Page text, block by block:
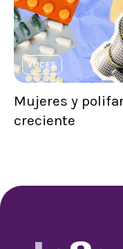
VOCES
Mujeres y
creciente